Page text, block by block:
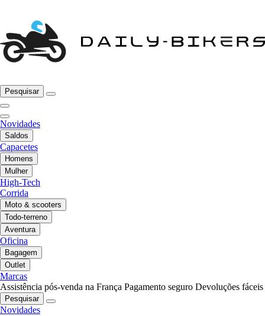
Pesquisar
Novidades
Saldos
Capacetes
Homens
Mulher
High-Tech
Corrida
Moto & scooters
Todo-terreno
Aventura
Oficina
Bagagem
Outlet
Marcas
Assistência pós-venda na França Pagamento seguro Devoluções fáceis
Pesquisar
Novidades